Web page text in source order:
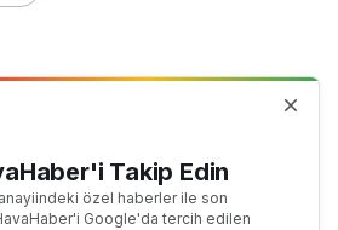
Takip Edin
özel haberler ile son
Google'da tercih edilen